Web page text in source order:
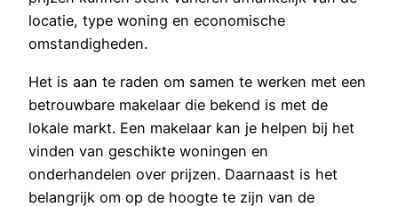
locatie, type woning en economische
omstandigheden.
Het is aan te raden om samen te werken met een
betrouwbare makelaar die bekend is met de
lokale markt. Een makelaar kan je helpen bij het
vinden van geschikte woningen en
onderhandelen over prijzen. Daarnaast is het
belangrijk om op de hoogte te zijn van de